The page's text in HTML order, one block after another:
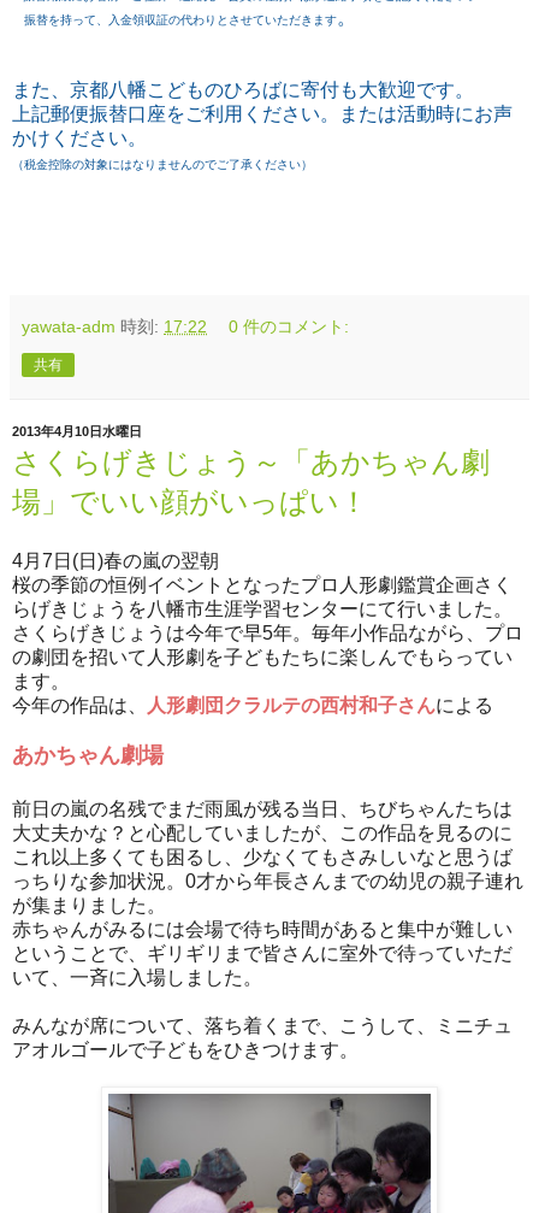
振替を持って、入金領収証の代わりとさせていただきます。
また、京都八幡こどものひろばに寄付も大歓迎です。
上記郵便振替口座をご利用ください。または活動時にお声
かけください。
（税金控除の対象にはなりませんのでご了承ください）
yawata-adm 時刻: 17:22 0 件のコメント:
共有
2013年4月10日水曜日
さくらげきじょう～「あかちゃん劇
場」でいい顔がいっぱい！
4月7日(日)春の嵐の翌朝
桜の季節の恒例イベントとなったプロ人形劇鑑賞企画さく
らげきじょうを八幡市生涯学習センターにて行いました。
さくらげきじょうは今年で早5年。毎年小作品ながら、プロ
の劇団を招いて人形劇を子どもたちに楽しんでもらってい
ます。
今年の作品は、
人形劇団クラルテの西村和子さんによる
あかちゃん劇場
前日の嵐の名残でまだ雨風が残る当日、ちびちゃんたちは
大丈夫かな？と心配していましたが、この作品を見るのに
これ以上多くても困るし、少なくてもさみしいなと思うば
っちりな参加状況。0才から年長さんまでの幼児の親子連れ
が集まりました。
赤ちゃんがみるには会場で待ち時間があると集中が難しい
ということで、ギリギリまで皆さんに室外で待っていただ
いて、一斉に入場しました。
みんなが席について、落ち着くまで、こうして、ミニチュ
アオルゴールで子どもをひきつけます。